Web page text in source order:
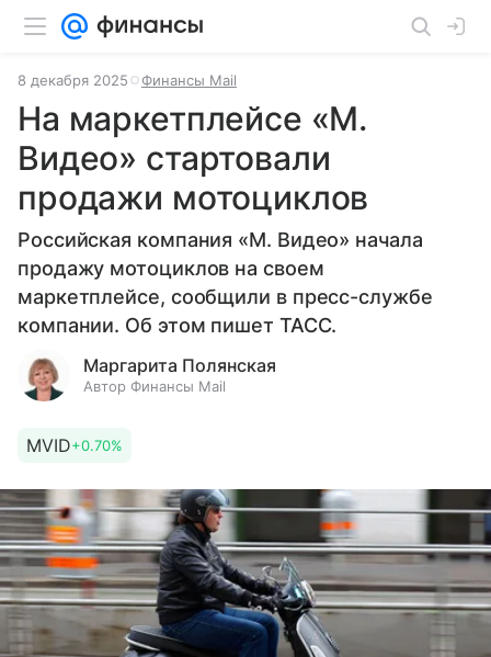
8 декабря 2025 Финансы Mail
На маркетплейсе «М.
Видео» стартовали
продажи мотоциклов
Российская компания «М. Видео» начала
продажу мотоциклов на своем
маркетплейсе, сообщили в пресс-службе
компании. Об этом пишет ТАСС.
Маргарита Полянская
Автор Финансы Mail
MVID+0.70%